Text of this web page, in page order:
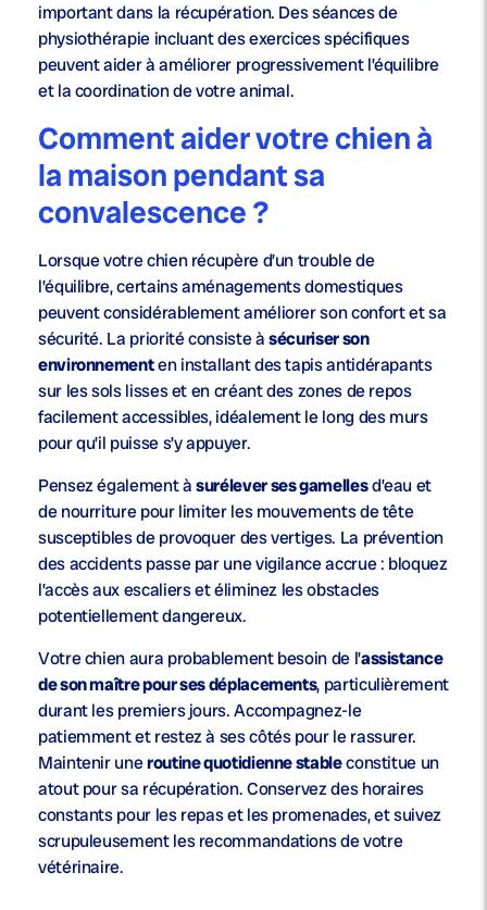
important dans la récupération. Des séances de
physiothérapie incluant des exercices spécifiques
peuvent aider à améliorer progressivement l’équilibre
et la coordination de votre animal.
Comment aider votre chien à
la maison pendant sa
convalescence ?
Lorsque votre chien récupère d’un trouble de
l’équilibre, certains aménagements domestiques
peuvent considérablement améliorer son confort et sa
sécurité. La priorité consiste àsécuriser son
environnementen installant des tapis antidérapants
sur les sols lisses et en créant des zones de repos
facilement accessibles, idéalement le long des murs
pour qu’il puisse s’y appuyer.
Pensez également àsurélever ses gamellesd’eau et
de nourriture pour limiter les mouvements de tête
susceptibles de provoquer des vertiges. La prévention
des accidents passe par une vigilance accrue : bloquez
l’accès aux escaliers et éliminez les obstacles
potentiellement dangereux.
Votre chien aura probablement besoin de l’assistance
de son maître pour ses déplacements, particulièrement
durant les premiers jours. Accompagnez-le
patiemment et restez à ses côtés pour le rassurer.
Maintenir uneroutine quotidienne stableconstitue un
atout pour sa récupération. Conservez des horaires
constants pour les repas et les promenades, et suivez
scrupuleusement les recommandations de votre
vétérinaire.